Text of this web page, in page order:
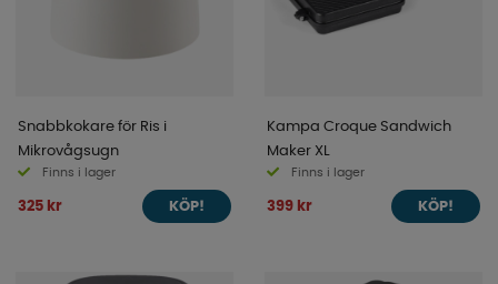
Snabbkokare för Ris i
Mikrovågsugn
Finns i lager
325 kr KÖP!
Kampa Croque Sandwich
Maker XL
Finns i lager
399 kr KÖP!